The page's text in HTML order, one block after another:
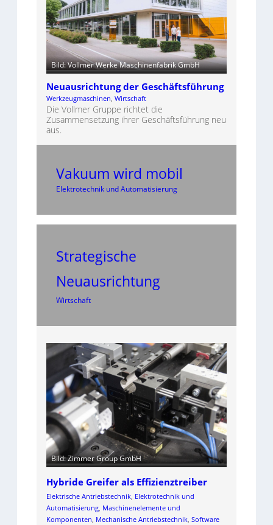
Bild: Vollmer Werke Maschinenfabrik GmbH
Neuausrichtung der Geschäftsführung
Werkzeugmaschinen Wirtschaft
Die Vollmer Gruppe richtet die
Zusammensetzung ihrer Geschäftsführung neu
aus.
Vakuum wird mobil
Elektrotechnik und Automatisierung
Strategische
Neuausrichtung
Wirtschaft
Bild: Zimmer Group GmbH
Hybride Greifer als Effizienztreiber
Elektrische Antriebstechnik, Elektrotechnik und
Automatisierung, Maschinenelemente und
Komponenten Mechanische Antriebstechnik, Software